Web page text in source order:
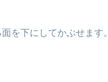
を下にしてかぶせます。